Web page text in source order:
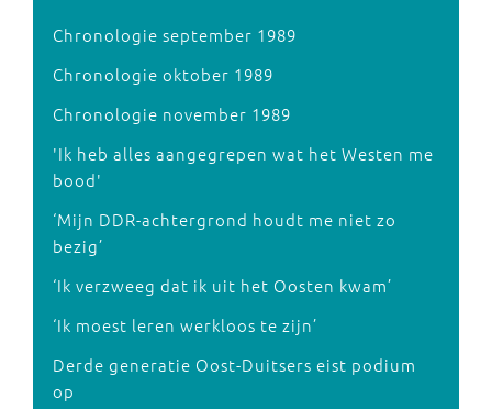
Chronologie september 1989
Chronologie oktober 1989
Chronologie november 1989
'Ik heb alles aangegrepen wat het Westen me
bood'
‘Mijn DDR-achtergrond houdt me niet zo
bezig’
‘Ik verzweeg dat ik uit het Oosten kwam’
‘Ik moest leren werkloos te zijn’
Derde generatie Oost-Duitsers eist podium
op